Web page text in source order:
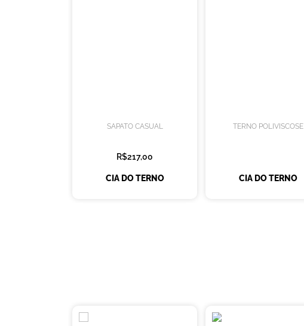
SAPATO CASUAL
R$217,00
CIA DO TERNO
TERNO POLIVISCOSE
CIA DO TERNO